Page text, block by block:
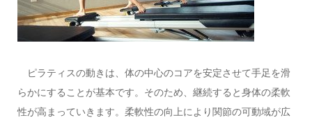
ピラティスの動きは、体の中心のコアを安定させて手足を滑
らかにすることが基本です。そのため、継続すると身体の柔軟
性が高まっていきます。柔軟性の向上により関節の可動域が広